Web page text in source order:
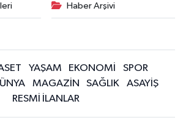
Haber Arşivi
YAŞAM EKONOMİ
SPOR
MAGAZİN SAĞLIK
ASAYİŞ
RESMİ İLANLAR